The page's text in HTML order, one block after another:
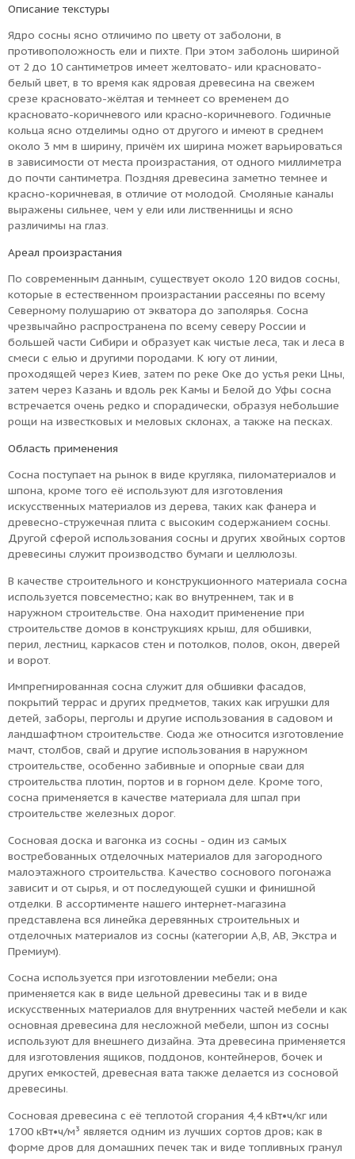
Описание текстуры
Ядро сосны ясно отличимо по цвету от заболони, в
противоположность ели и пихте. При этом заболонь шириной
от 2 до 10 сантиметров имеет желтовато- или красновато-
белый цвет, в то время как ядровая древесина на свежем
срезе красновато-жёлтая и темнеет со временем до
красновато-коричневого или красно-коричневого. Годичные
кольца ясно отделимы одно от другого и имеют в среднем
около 3 мм в ширину, причём их ширина может варьироваться
в зависимости от места произрастания, от одного миллиметра
до почти сантиметра. Поздняя древесина заметно темнее и
красно-коричневая, в отличие от молодой. Смоляные каналы
выражены сильнее, чем у ели или лиственницы и ясно
различимы на глаз.
Ареал произрастания
По современным данным, существует около 120 видов сосны,
которые в естественном произрастании рассеяны по всему
Северному полушарию от экватора до заполярья. Сосна
чрезвычайно распространена по всему северу России и
большей части Сибири и образует как чистые леса, так и леса в
смеси с елью и другими породами. К югу от линии,
проходящей через Киев, затем по реке Оке до устья реки Цны,
затем через Казань и вдоль рек Камы и Белой до Уфы сосна
встречается очень редко и спорадически, образуя небольшие
рощи на известковых и меловых склонах, а также на песках.
Область применения
Сосна поступает на рынок в виде кругляка, пиломатериалов и
шпона, кроме того её используют для изготовления
искусственных материалов из дерева, таких как фанера и
древесно-стружечная плита с высоким содержанием сосны.
Другой сферой использования сосны и других хвойных сортов
древесины служит производство бумаги и целлюлозы.
В качестве строительного и конструкционного материала сосна
используется повсеместно; как во внутреннем, так и в
наружном строительстве. Она находит применение при
строительстве домов в конструкциях крыш, для обшивки,
перил, лестниц, каркасов стен и потолков, полов, окон, дверей
и ворот.
Импрегнированная сосна служит для обшивки фасадов,
покрытий террас и других предметов, таких как игрушки для
детей, заборы, перголы и другие использования в садовом и
ландшафтном строительстве. Сюда же относится изготовление
мачт, столбов, свай и другие использования в наружном
строительстве, особенно забивные и опорные сваи для
строительства плотин, портов и в горном деле. Кроме того,
сосна применяется в качестве материала для шпал при
строительстве железных дорог.
Сосновая доска и вагонка из сосны - один из самых
востребованных отделочных материалов для загородного
малоэтажного строительства. Качество соснового погонажа
зависит и от сырья, и от последующей сушки и финишной
отделки. В ассортименте нашего интернет-магазина
представлена вся линейка деревянных строительных и
отделочных материалов из сосны (категории А,В, АВ, Экстра и
Премиум).
Сосна используется при изготовлении мебели; она
применяется как в виде цельной древесины так и в виде
искусственных материалов для внутренних частей мебели и как
основная древесина для несложной мебели, шпон из сосны
используют для внешнего дизайна. Эта древесина применяется
для изготовления ящиков, поддонов, контейнеров, бочек и
других емкостей, древесная вата также делается из сосновой
древесины.
Сосновая древесина с её теплотой сгорания 4,4 кВт•ч/кг или
1700 кВт•ч/м³ является одним из лучших сортов дров; как в
форме дров для домашних печек так и виде топливных гранул